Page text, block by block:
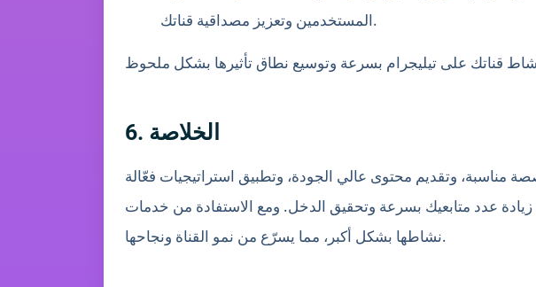
المستخدمين وتعزيز مصداقية قناتك.
6. الخلاصة
مناسبة، وتقديم محتوى عالي الجودة، وتطبيق استراتيجيات فعّالة
نشاطها بشكل أكبر، مما يسرّع من نمو القناة ونجاحها.